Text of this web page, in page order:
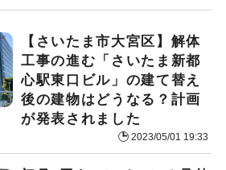
【さいたま市大宮区】解体
工事の進む「さいたま新都
心駅東口ビル」の建て替え
後の建物はどうなる？計画
が発表されました
2023/05/01 19:33